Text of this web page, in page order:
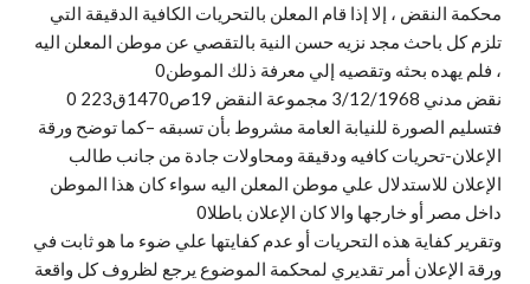
محكمة النقض ، إلا إذا قام المعلن بالتحريات الكافية الدقيقة التي
تلزم كل باحث مجد نزيه حسن النية بالتقصي عن موطن المعلن اليه
، فلم يهده بحثه وتقصيه إلي معرفة ذلك الموطن0
نقض مدني 3/12/1968 مجموعة النقض 19ص1470ق223 0
فتسليم الصورة للنيابة العامة مشروط بأن تسبقه –كما توضح ورقة
الإعلان-تحريات كافيه ودقيقة ومحاولات جادة من جانب طالب
الإعلان للاستدلال علي موطن المعلن اليه سواء كان هذا الموطن
داخل مصر أو خارجها والا كان الإعلان باطلا0
وتقرير كفاية هذه التحريات أو عدم كفايتها علي ضوء ما هو ثابت في
ورقة الإعلان أمر تقديري لمحكمة الموضوع يرجع لظروف كل واقعة